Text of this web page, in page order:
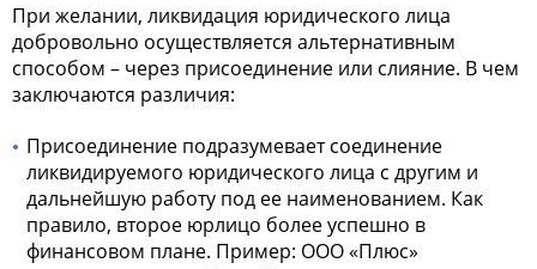
При желании, ликвидация юридического лица
добровольно осуществляется альтернативным
способом – через присоединение или слияние. В чем
заключаются различия:
Присоединение подразумевает соединение
ликвидируемого юридического лица с другим и
дальнейшую работу под ее наименованием. Как
правило, второе юрлицо более успешно в
финансовом плане. Пример: ООО «Плюс»